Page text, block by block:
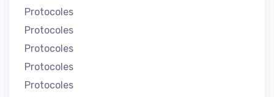
Protocoles
Protocoles
Protocoles
Protocoles
Protocoles